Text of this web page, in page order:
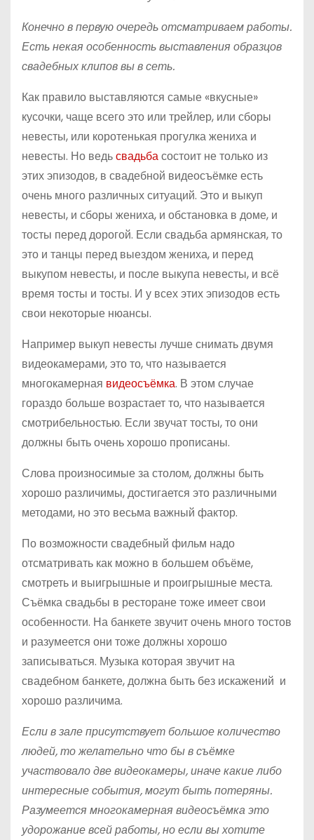
Конечно в первую очередь отсматриваем работы.
Есть некая особенность выставления образцов
свадебных клипов вы в сеть.
Как правило выставляются самые «вкусные»
кусочки, чаще всего это или трейлер, или сборы
невесты, или коротенькая прогулка жениха и
невесты. Но ведьсвадьбасостоит не только из
этих эпизодов, в свадебной видеосъёмке есть
очень много различных ситуаций. Это и выкуп
невесты, и сборы жениха, и обстановка в доме, и
тосты перед дорогой. Если свадьба армянская, то
это и танцы перед выездом жениха, и перед
выкупом невесты, и после выкупа невесты, и всё
время тосты и тосты. И у всех этих эпизодов есть
свои некоторые нюансы.
Например выкуп невесты лучше снимать двумя
видеокамерами, это то, что называется
многокамерная видеосъёмка. В этом случае
гораздо больше возрастает то, что называется
смотрибельностью. Если звучат тосты, то они
должны быть очень хорошо прописаны.
Слова произносимые за столом, должны быть
хорошо различимы, достигается это различными
методами, но это весьма важный фактор.
По возможности свадебный фильм надо
отсматривать как можно в большем объёме,
смотреть и выигрышные и проигрышные места.
Съёмка свадьбы в ресторане тоже имеет свои
особенности. На банкете звучит очень много тостов
и разумеется они тоже должны хорошо
записываться. Музыка которая звучит на
свадебном банкете, должна быть без искажений и
хорошо различима.
Если в зале присутствует большое количество
людей, то желательно что бы в съёмке
участвовало две видеокамеры, иначе какие либо
интересные события, могут быть потеряны.
Разумеется многокамерная видеосъёмка это
удорожание всей работы, но если вы хотите